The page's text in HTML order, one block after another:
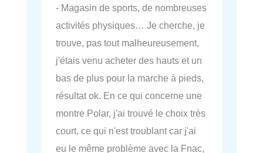
- Magasin de sports, de nombreuses
activités physiques… Je cherche, je
trouve, pas tout malheureusement,
j'étais venu acheter des hauts et un
bas de plus pour la marche à pieds,
résultat ok. En ce qui concerne une
montre Polar, j'ai trouvé le choix très
court, ce qui n'est troublant car j'ai
eu le même problème avec la Fnac,